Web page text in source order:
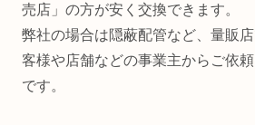
売店」の方が安く交換できます。
弊社の場合は隠蔽配管など、量販
客様や店舗などの事業主からご依
です。